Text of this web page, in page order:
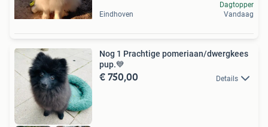
Eindhoven
Dagtopper
Vandaag
Nog 1 Prachtige pomeriaan/dwergkees
pup.💙
€ 750,00 Details